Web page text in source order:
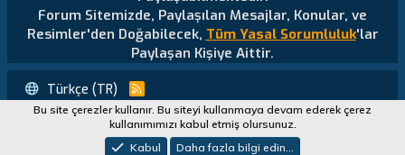
Forum Sitemizde, Paylaşılan Mesajlar, Konular, ve
Resimler'den Doğabilecek, Tüm Yasal Sorumluluk'lar
Paylaşan Kişiye Aittir.
Türkçe (TR)
R
S
<div data-xgt-cp style="margin: 0 auto;"><a class="u-concealed"
target="_blank" href="https://xenforo.gen.tr"> [XenGenTr] OG:image sistemi</a>
Copyright © 2021 Forumisitme.Com - Tüm Hakları Saklıdır!
Toplam sorgu 12 Toplam zaman
Bu site çerezler kullanır. Bu siteyi kullanmaya devam ederek çerez
kullanımımızı kabul etmiş olursunuz.
Kabul
Daha fazla bilgi edin…